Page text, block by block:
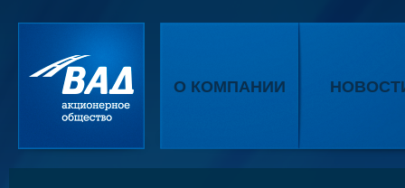
О КОМПАНИИ